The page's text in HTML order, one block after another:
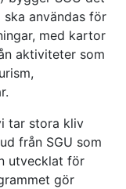
ska användas för
med kartor
aktiviteter som
tar stora kliv
från SGU som
utvecklat för
gör